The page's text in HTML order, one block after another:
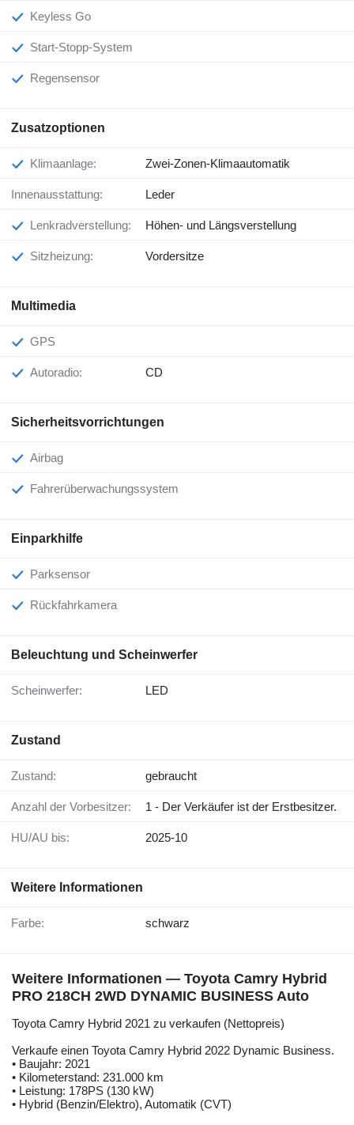
Keyless Go
Start-Stopp-System
Regensensor
Zusatzoptionen
Klimaanlage: Zwei-Zonen-Klimaautomatik
Innenausstattung: Leder
Lenkradverstellung: Höhen- und Längsverstellung
Sitzheizung: Vordersitze
Multimedia
GPS
Autoradio: CD
Sicherheitsvorrichtungen
Airbag
Fahrerüberwachungssystem
Einparkhilfe
Parksensor
Rückfahrkamera
Beleuchtung und Scheinwerfer
Scheinwerfer: LED
Zustand
Zustand: gebraucht
Anzahl der Vorbesitzer: 1 - Der Verkäufer ist der Erstbesitzer.
HU/AU bis: 2025-10
Weitere Informationen
Farbe: schwarz
Weitere Informationen — Toyota Camry Hybrid
PRO 218CH 2WD DYNAMIC BUSINESS Auto
Toyota Camry Hybrid 2021 zu verkaufen (Nettopreis)
Verkaufe einen Toyota Camry Hybrid 2022 Dynamic Business.
• Baujahr: 2021
• Kilometerstand: 231.000 km
• Leistung: 178PS (130 kW)
• Hybrid (Benzin/Elektro), Automatik (CVT)